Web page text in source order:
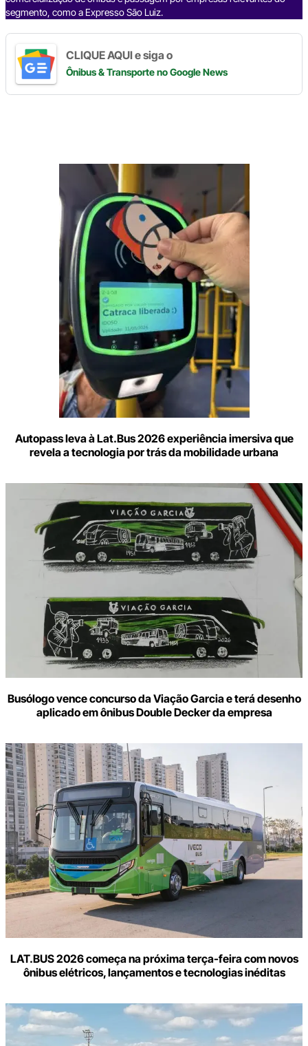
segmento, como a Expresso São Luiz.
CLIQUE AQUI e siga o
Ônibus & Transporteno Google News
Autopass leva à Lat.Bus 2026 experiência imersiva que
revela a tecnologia por trás da mobilidade urbana
Busólogo vence concurso da Viação Garcia e terá desenho
aplicado em ônibus Double Decker da empresa
LAT.BUS 2026 começa na próxima terça-feira com novos
ônibus elétricos, lançamentos e tecnologias inéditas